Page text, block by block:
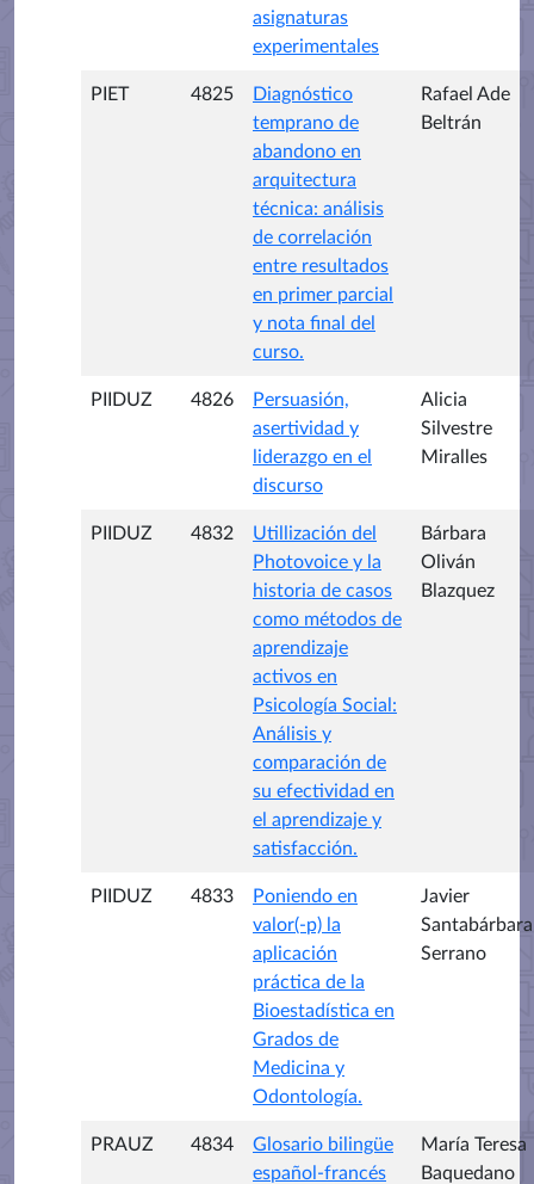
asignaturas
experimentales
PIET 4825
Diagnóstico
temprano de
abandono en
arquitectura
técnica: análisis
de correlación
entre resultados
en primer parcial
y nota final del
curso.
Rafael Ade
Beltrán
PIIDUZ 4826
Persuasión,
asertividad y
liderazgo en el
discurso
Alicia
Silvestre
Miralles
PIIDUZ 4832
Utillización del
Photovoice y la
historia de casos
como métodos de
aprendizaje
activos en
Psicología Social:
Análisis y
comparación de
su efectividad en
el aprendizaje y
satisfacción.
Bárbara
Oliván
Blazquez
PIIDUZ 4833
Poniendo en
valor(-p) la
aplicación
práctica de la
Bioestadística en
Grados de
Medicina y
Odontología.
Javier
Santabárbara
Serrano
PRAUZ 4834
Glosario bilingüe
español-francés
María Teresa
Baquedano